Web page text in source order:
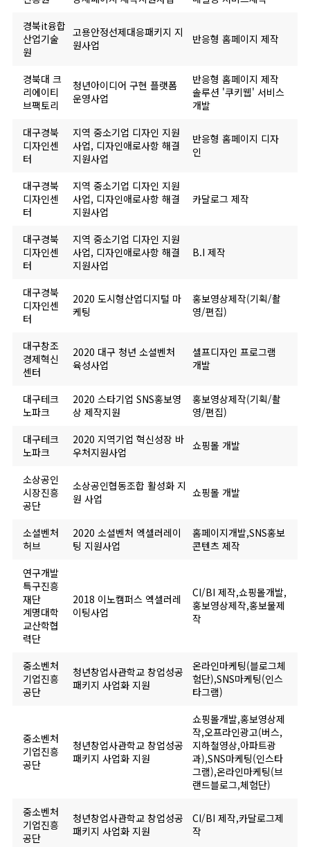
경북it융합
산업기술
원
고용안정선제대응패키지 지
원사업
반응형 홈페이지 제작
경북대 크
리에이티
브팩토리
청년아이디어 구현 플랫폼
운영사업
반응형 홈페이지 제작
솔루션 '쿠키웹' 서비스
개발
대구경북
디자인센
터
지역 중소기업 디자인 지원
사업, 디자인애로사항 해결
지원사업
반응형 홈페이지 디자
인
대구경북
디자인센
터
지역 중소기업 디자인 지원
사업, 디자인애로사항 해결
지원사업
카달로그 제작
대구경북
디자인센
터
지역 중소기업 디자인 지원
사업, 디자인애로사항 해결
지원사업
B.I 제작
대구경북
디자인센
터
2020 도시형산업디지털 마
케팅
홍보영상제작(기획/촬
영/편집)
대구창조
경제혁신
센터
2020 대구 청년 소셜벤처
육성사업
셀프디자인 프로그램
개발
대구테크
노파크
2020 스타기업 SNS홍보영
상 제작지원
홍보영상제작(기획/촬
영/편집)
대구테크
노파크
2020 지역기업 혁신성장 바
우처지원사업
쇼핑몰 개발
소상공인
시장진흥
공단
소상공인협동조합 활성화 지
원 사업
쇼핑몰 개발
소셜벤처
허브
2020 소셜벤처 엑셀러레이
팅 지원사업
홈페이지개발,SNS홍보
콘텐츠 제작
연구개발
특구진흥
재단
계명대학
교산학협
력단
2018 이노캠퍼스 엑셀러레
이팅사업
CI/BI 제작,쇼핑몰개발,
홍보영상제작,홍보물제
작
중소벤처
기업진흥
공단
청년창업사관학교 창업성공
패키지 사업화 지원
온라인마케팅(블로그체
험단),SNS마케팅(인스
타그램)
중소벤처
기업진흥
공단
청년창업사관학교 창업성공
패키지 사업화 지원
쇼핑몰개발,홍보영상제
작,오프라인광고(버스,
지하철영상,아파트광
과),SNS마케팅(인스타
그램),온라인마케팅(브
랜드블로그,체험단)
중소벤처
기업진흥
공단
청년창업사관학교 창업성공
패키지 사업화 지원
CI/BI 제작,카달로그제
작